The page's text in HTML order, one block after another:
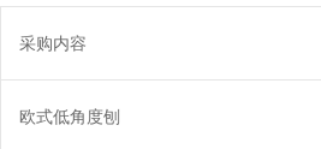
采购内容
欧式低角度刨